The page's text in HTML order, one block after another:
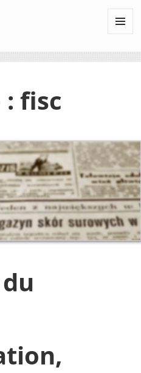
:fisc